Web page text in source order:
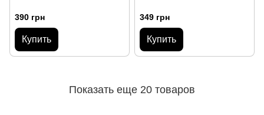
390 грн
Купить
349 грн
Купить
Показать еще 20 товаров